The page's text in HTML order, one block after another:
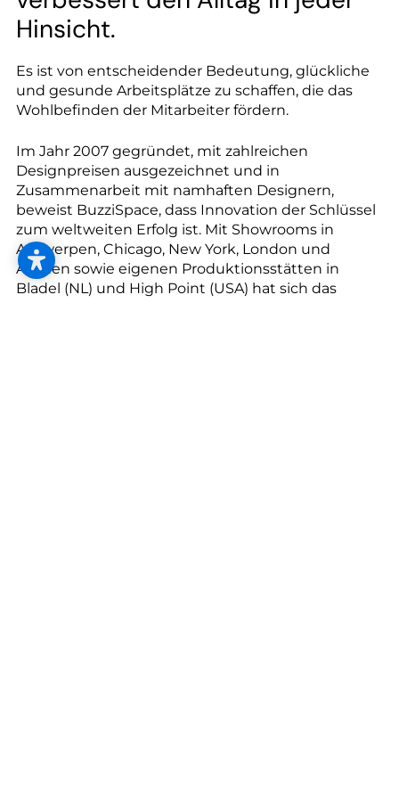
--
Hinsicht.
Es ist von entscheidender Bedeutung, glückliche
und gesunde Arbeitsplätze zu schaffen, die das
Wohlbefinden der Mitarbeiter fördern.
Im Jahr 2007 gegründet, mit zahlreichen
Designpreisen ausgezeichnet und in
Zusammenarbeit mit namhaften Designern,
beweist BuzziSpace, dass Innovation der Schlüssel
zum weltweiten Erfolg ist. Mit Showrooms in
Antwerpen, Chicago, New York, London und
Aachen sowie eigenen Produktionsstätten in
Bladel (NL) und High Point (USA) hat sich das